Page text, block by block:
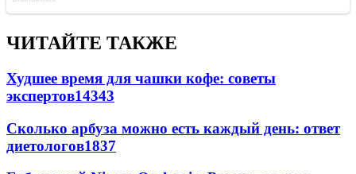
ЧИТАЙТЕ ТАКЖЕ
Худшее время для чашки кофе: советы
экспертов14343
Сколько арбуза можно есть каждый день: ответ
диетологов1837